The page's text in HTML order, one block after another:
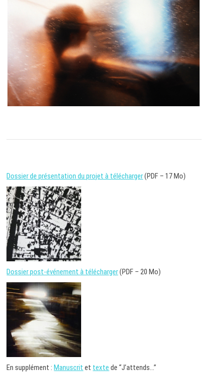
Dossier de présentation du projet à télécharger(PDF – 17 Mo)
Dossier post-événement à télécharger(PDF – 20 Mo)
En supplément :Manuscrit et texte de “J’attends…”